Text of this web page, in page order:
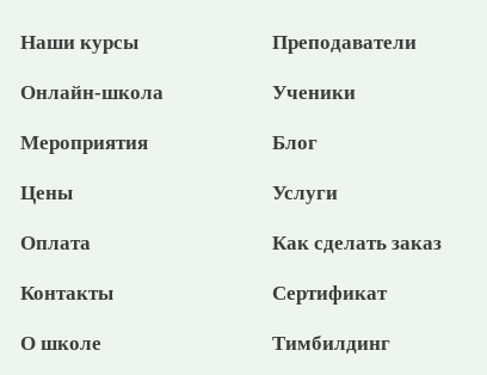
Наши курсы
Онлайн-школа
Мероприятия
Цены
Оплата
Контакты
О школе
Преподаватели
Ученики
Блог
Услуги
Как сделать заказ
Сертификат
Тимбилдинг